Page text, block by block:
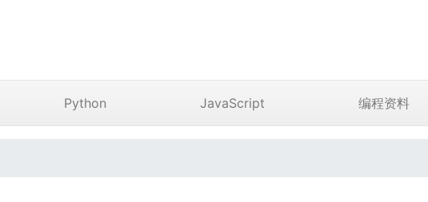
Python JavaScript 编程资料